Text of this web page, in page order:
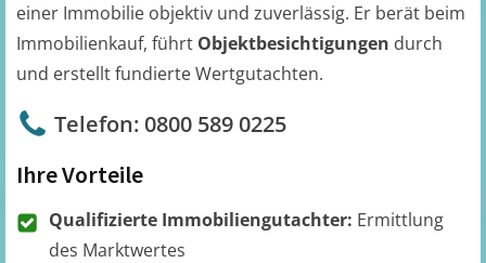
einer Immobilie objektiv und zuverlässig. Er berät beim
Immobilienkauf, führt Objektbesichtigungen durch
und erstellt fundierte Wertgutachten.
Telefon: 0800 589 0225
Ihre Vorteile
Qualifizierte Immobiliengutachter: Ermittlung
des Marktwertes